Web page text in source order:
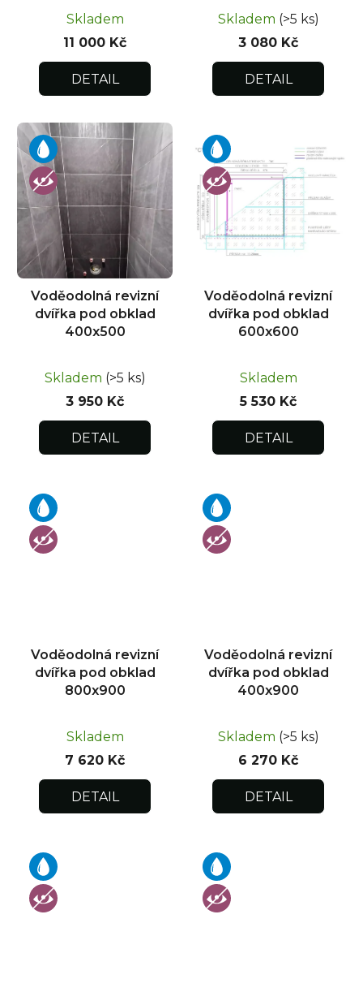
Skladem
11 000 Kč
DETAIL
Skladem (>5 ks)
3 080 Kč
DETAIL
Voděodolná revizní
dvířka pod obklad
400x500
Skladem (>5 ks)
3 950 Kč
DETAIL
Voděodolná revizní
dvířka pod obklad
600x600
Skladem
5 530 Kč
DETAIL
Voděodolná revizní
dvířka pod obklad
800x900
Skladem
7 620 Kč
DETAIL
Voděodolná revizní
dvířka pod obklad
400x900
Skladem (>5 ks)
6 270 Kč
DETAIL